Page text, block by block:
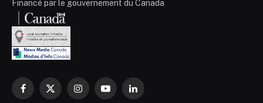
Financé par le gouvernement du Canada
Facebook
X
InstagramYouTubeLinkedIn